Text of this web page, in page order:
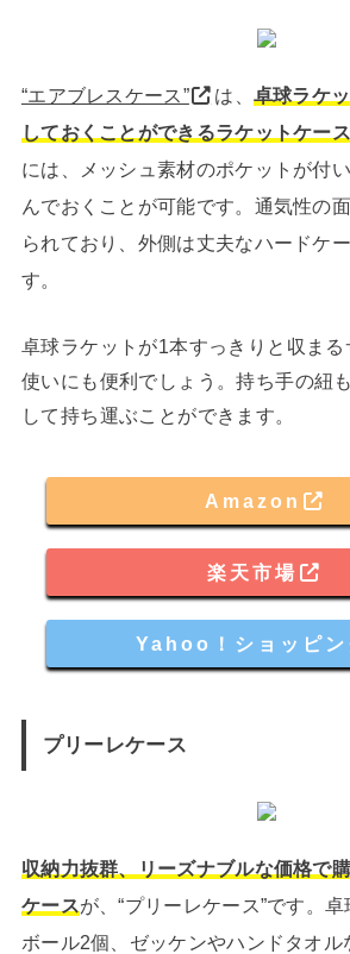
“エアブレスケース” は、 卓球ラケ
しておくことができるラケットケース
には、メッシュ素材のポケットが付
んでおくことが可能です。通気性の
られており、外側は丈夫なハードケ
す。
卓球ラケットが1本すっきりと収ま
使いにも便利でしょう。持ち手の紐
して持ち運ぶことができます。
Amazon
楽天市場
Yahoo！ショッピン
プリーレケース
収納力抜群、リーズナブルな価格で
ケースが、“プリーレケース”です。卓
ボール2個、ゼッケンやハンドタオル